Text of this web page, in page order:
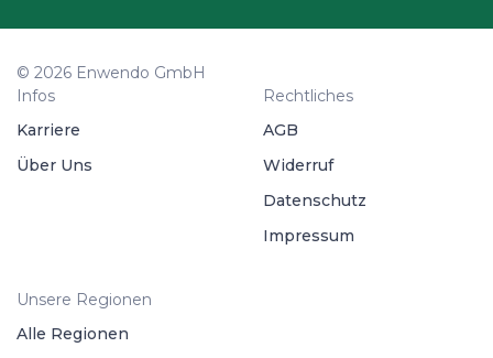
© 2026 Enwendo GmbH
Infos
Karriere
Über Uns
Rechtliches
AGB
Widerruf
Datenschutz
Impressum
Unsere Regionen
Alle Regionen